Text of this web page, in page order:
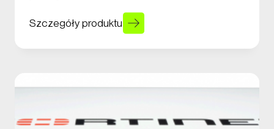
Szczegóły produktu